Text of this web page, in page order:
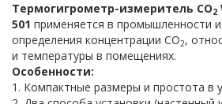
Термогигрометр-измеритель CO2
501 применяется в промышленности
определения концентрации СО2,
и температуры в помещениях.
Особенности:
1. Компактные размеры и простота в